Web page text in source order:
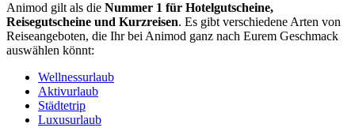
Animod gilt als die Nummer 1 für Hotelgutscheine,
Reisegutscheine und Kurzreisen. Es gibt verschiedene Arten von
Reiseangeboten, die Ihr bei Animod ganz nach Eurem Geschmack
auswählen könnt:
Wellnessurlaub
Aktivurlaub
Städtetrip
Luxusurlaub